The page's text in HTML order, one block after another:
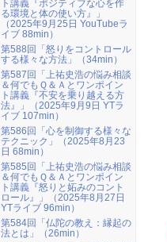
ト講義『ポジティブな心を作
る環境と体の使い方』​」
（2025年9月25日 YouTubeラ
イブ 88min）
第588回「怒りをコントロール
する様々な方法」（34min）
第587回「上祐史浩の悩み相談
＆何でもＱ＆Ａとワンポイン
ト講義『不安を乗り越える方
法』​」（2025年9月9日 YTラ
イブ 107min）
第586回「心を制御する様々な
テクニック」（2025年8月23
日 68min）
第585回「上祐史浩の悩み相談
＆何でもＱ＆Ａとワンポイン
ト講義『怒りと妬みのコント
ロール』​」（2025年8月27日
YTライブ 96min）
第584回「仏陀の教え：縁起の
法とは」（26min）